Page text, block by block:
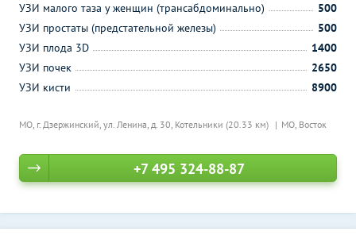
МО, г. Дзержинский, ул. Ленина, д. 30, Котельники (20.33 км) МО, Восток
УЗИ малого таза у женщин (трансабдоминально)
500
УЗИ простаты (предстательной железы)
500
УЗИ плода 3D
1400
УЗИ почек
2650
УЗИ кисти
8900
+7 495 324-88-87